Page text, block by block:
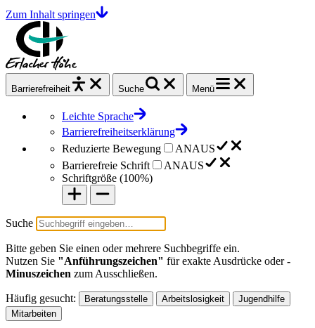
Zum Inhalt springen
Barrierefrei heit Suche Menü
Leichte Sprache
Barrierefreiheitserklärung
Reduzierte Bewegung
ANAUS
Barrierefreie Schrift
ANAUS
Schriftgröße (100%)
Suche
Bitte geben Sie einen oder mehrere Suchbegriffe ein.
Nutzen Sie "Anführungszeichen" für exakte Ausdrücke oder-
Minuszeichen zum Ausschließen.
Häufig gesucht: Beratungsstelle Arbeitslosigkeit
Jugendhilfe
Mitarbeiten